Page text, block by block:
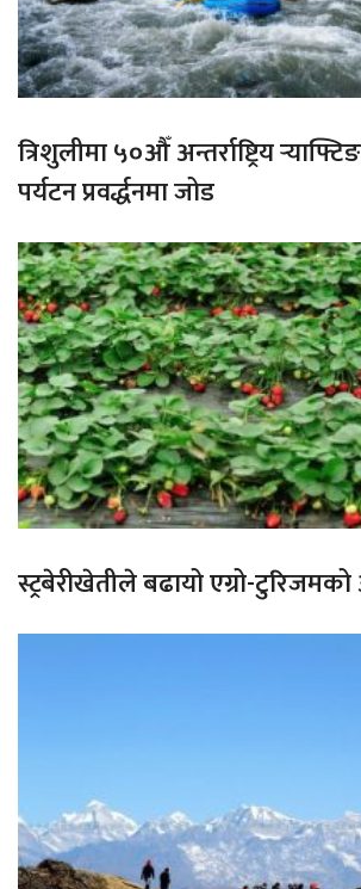
त्रिशुलीमा ५०औँ अन्तर्राष्ट्रिय
पर्यटन प्रवर्द्धनमा जोड
स्ट्रबेरीखेतीले बढायो एग्रो-